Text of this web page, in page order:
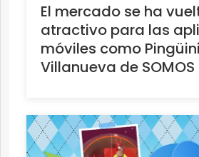
El mercado se ha
atractivo para las
móviles como
Villanueva de